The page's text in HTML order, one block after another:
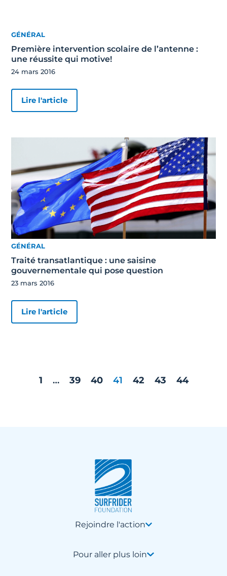
GÉNÉRAL
Première intervention scolaire de l’antenne :
une réussite qui motive!
24 mars 2016
Lire l'article
GÉNÉRAL
Traité transatlantique : une saisine
gouvernementale qui pose question
23 mars 2016
Lire l'article
1 … 39 40 41 42 43 44
Rejoindre l'action
Pour aller plus loin